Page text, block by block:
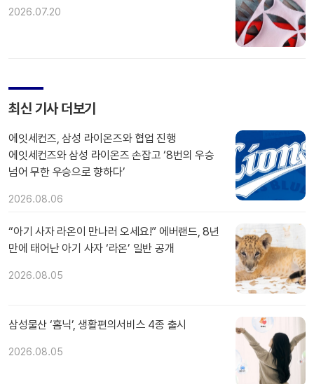
2026.07.20
최신 기사 더보기
에잇세컨즈, 삼성 라이온즈와 협업 진행
에잇세컨즈와 삼성 라이온즈 손잡고 ‘8번의 우승
넘어 무한 우승으로 향하다’
2026.08.06
“아기 사자 라온이 만나러 오세요!” 에버랜드, 8년
만에 태어난 아기 사자 ‘라온’ 일반 공개
2026.08.05
삼성물산 ‘홈닉’, 생활편의서비스 4종 출시
2026.08.05